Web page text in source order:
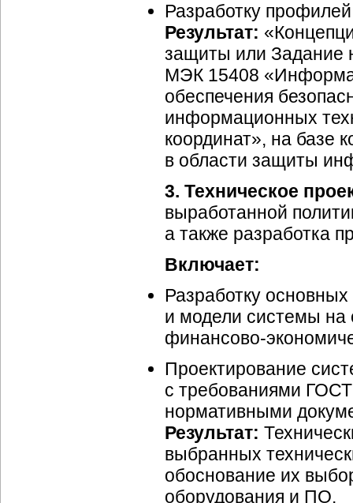
Разработку
Результат:
защиты или Задание
МЭК 15408
обеспечения
информационных
координат», на базе
в области защиты
3. Техническое
выработанной
а также разработка
Включает:
Разработку
и модели системы на
финансово-
Проектирование
с требованиями
нормативными
Результат:
выбранных
обоснование их
оборудования и ПО.